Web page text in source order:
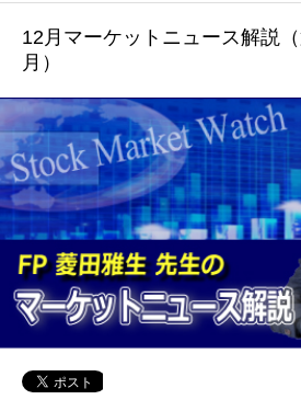
12月マーケットニュース解説
月）